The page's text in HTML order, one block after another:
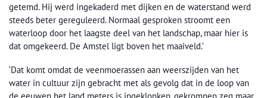
getemd. Hij werd ingekaderd met dijken en de waterstand werd
steeds beter gereguleerd. Normaal gesproken stroomt een
waterloop door het laagste deel van het landschap, maar hier is
dat omgekeerd. De Amstel ligt boven het maaiveld.’
‘Dat komt omdat de veenmoerassen aan weerszijden van het
water in cultuur zijn gebracht met als gevolg dat in de loop van